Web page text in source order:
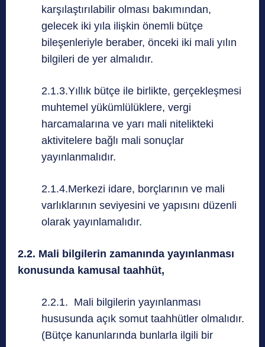
karşılaştırılabilir olması bakımından,
gelecek iki yıla ilişkin önemli bütçe
bileşenleriyle beraber, önceki iki mali yılın
bilgileri de yer almalıdır.
2.1.3.Yıllık bütçe ile birlikte, gerçekleşmesi
muhtemel yükümlülüklere, vergi
harcamalarına ve yarı mali nitelikteki
aktivitelere bağlı mali sonuçlar
yayınlanmalıdır.
2.1.4.Merkezi idare, borçlarının ve mali
varlıklarının seviyesini ve yapısını düzenli
olarak yayınlamalıdır.
2.2. Mali bilgilerin zamanında yayınlanması
konusunda kamusal taahhüt,
2.2.1. Mali bilgilerin yayınlanması
hususunda açık somut taahhütler olmalıdır.
(Bütçe kanunlarında bunlarla ilgili bir